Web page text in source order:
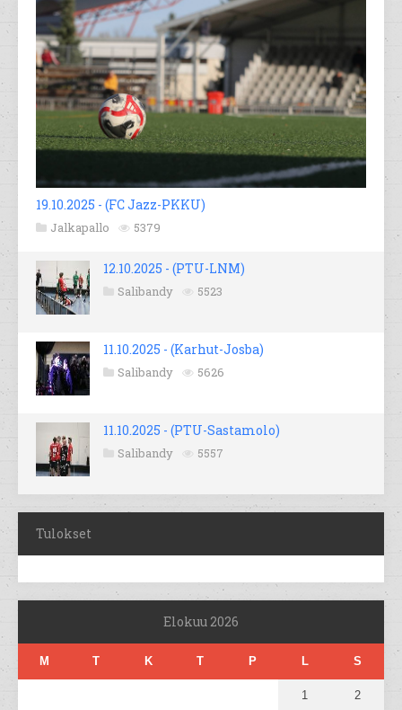
19.10.2025 - (FC Jazz-PKKU)
Jalkapallo 5379
12.10.2025 - (PTU-LNM)
Salibandy 5523
11.10.2025 - (Karhut-Josba)
Salibandy 5626
11.10.2025 - (PTU-Sastamolo)
Salibandy 5557
Tulokset
Elokuu 2026
M T K T P L S
1 2